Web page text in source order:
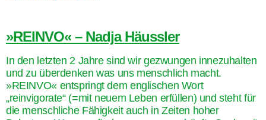
»REINVO« – Nadja Häussler
In den letzten 2 Jahre sind wir gezwungen innezuhalten
und zu überdenken was uns menschlich macht.
»REINVO« entspringt dem englischen Wort
„reinvigorate“ (=mit neuem Leben erfüllen) und steht für
die menschliche Fähigkeit auch in Zeiten hoher